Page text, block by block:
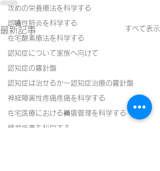
攻めの栄養療法を科学する
誤嚥性肺炎を科学する
在宅酸素療法を科学する
認知症について家族へ向けて
認知症の羅針盤
認知症は治せるか～認知症治療の羅針盤
神経障害性疼痛疼痛を科学する
在宅医療における褥瘡管理を科学する
精神疾患を科学する
最新記事 すべて表示